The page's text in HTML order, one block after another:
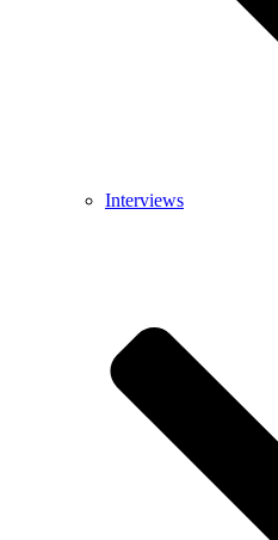
Interviews